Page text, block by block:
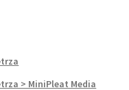
> MiniPleat Media